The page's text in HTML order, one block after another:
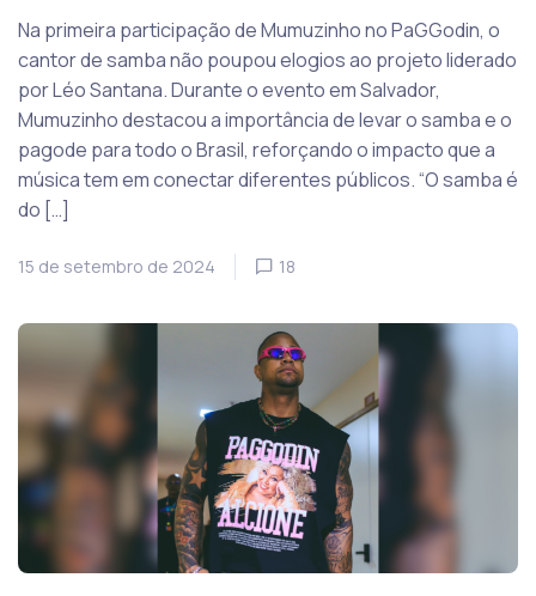
Na primeira participação de Mumuzinho no PaGGodin, o
cantor de samba não poupou elogios ao projeto liderado
por Léo Santana. Durante o evento em Salvador,
Mumuzinho destacou a importância de levar o samba e o
pagode para todo o Brasil, reforçando o impacto que a
música tem em conectar diferentes públicos. “O samba é
do […]
15 de setembro de 2024 18